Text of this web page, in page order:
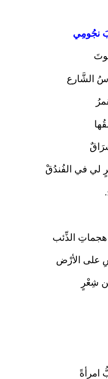
نجُومِي
الشَّارع
لي في الفُندُقْ
الذِّئب
على الأرْض
شِعْرٍ
امرأةً